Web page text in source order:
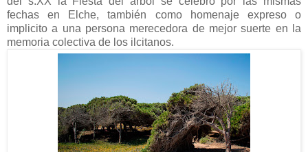
fechas en Elche, también como homenaje expreso o
implicito a una persona merecedora de mejor suerte en la
memoria colectiva de los ilcitanos.